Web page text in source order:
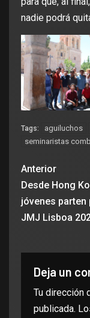
nadie podrá
Tags: aguiluchos
seminaristas
Anterior
Desde Hong
jóvenes parten
JMJ Lisboa
Deja un
Tu dirección
publicada.